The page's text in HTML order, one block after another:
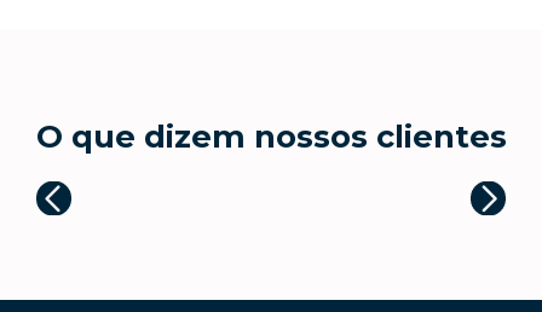
O que dizem nossos clientes